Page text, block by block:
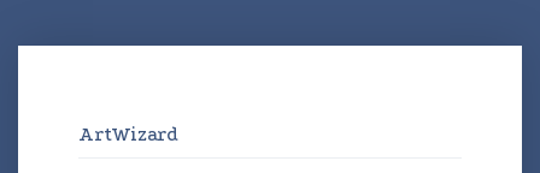
ArtWizard